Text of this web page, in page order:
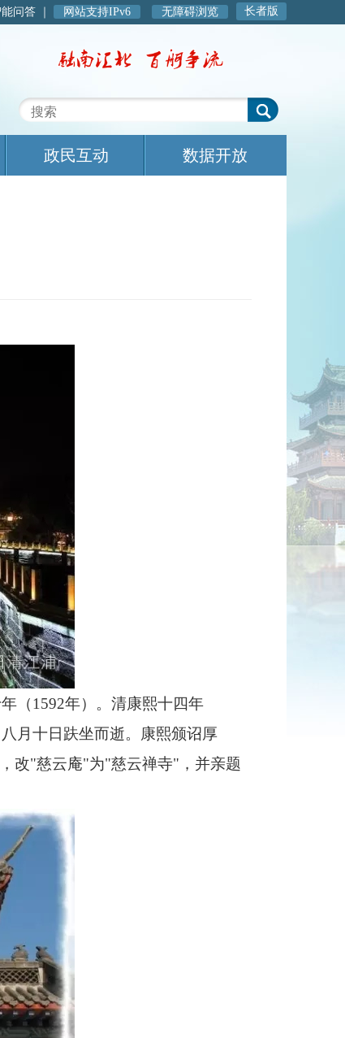
能问答 网站支持IPv6 无障碍浏览 长者版
政民互动 数据开放
（1592年）。清康熙十四年
八月十日 趺坐而逝。康熙颁诏厚
改"慈云庵"为"慈云禅寺"，并亲题